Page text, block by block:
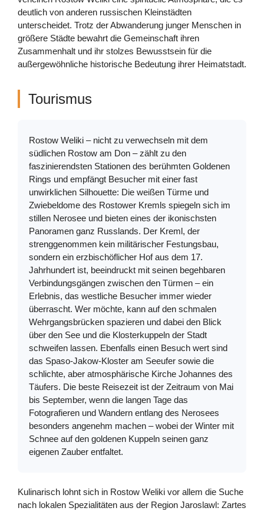
deutlich von anderen russischen Kleinstädten
unterscheidet. Trotz der Abwanderung junger Menschen in
größere Städte bewahrt die Gemeinschaft ihren
Zusammenhalt und ihr stolzes Bewusstsein für die
außergewöhnliche historische Bedeutung ihrer Heimatstadt.
Tourismus
Rostow Weliki – nicht zu verwechseln mit dem
südlichen Rostow am Don – zählt zu den
faszinierendsten Stationen des berühmten Goldenen
Rings und empfängt Besucher mit einer fast
unwirklichen Silhouette: Die weißen Türme und
Zwiebeldome des Rostower Kremls spiegeln sich im
stillen Nerosee und bieten eines der ikonischsten
Panoramen ganz Russlands. Der Kreml, der
strenggenommen kein militärischer Festungsbau,
sondern ein erzbischöflicher Hof aus dem 17.
Jahrhundert ist, beeindruckt mit seinen begehbaren
Verbindungsgängen zwischen den Türmen – ein
Erlebnis, das westliche Besucher immer wieder
überrascht. Wer möchte, kann auf den schmalen
Wehrgangsbrücken spazieren und dabei den Blick
über den See und die Klosterkuppeln der Stadt
schweifen lassen. Ebenfalls einen Besuch wert sind
das Spaso-Jakow-Kloster am Seeufer sowie die
schlichte, aber atmosphärische Kirche Johannes des
Täufers. Die beste Reisezeit ist der Zeitraum von Mai
bis September, wenn die langen Tage das
Fotografieren und Wandern entlang des Nerosees
besonders angenehm machen – wobei der Winter mit
Schnee auf den goldenen Kuppeln seinen ganz
eigenen Zauber entfaltet.
Kulinarisch lohnt sich in Rostow Weliki vor allem die Suche
nach lokalen Spezialitäten aus der Region Jaroslawl: Zartes